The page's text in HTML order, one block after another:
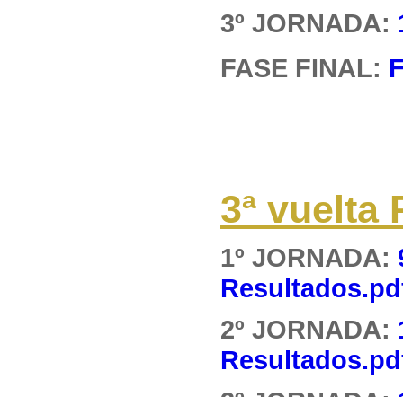
3º JORNADA:
FASE FINAL:
3ª vuelta
1º JORNADA:
2º JORNADA: